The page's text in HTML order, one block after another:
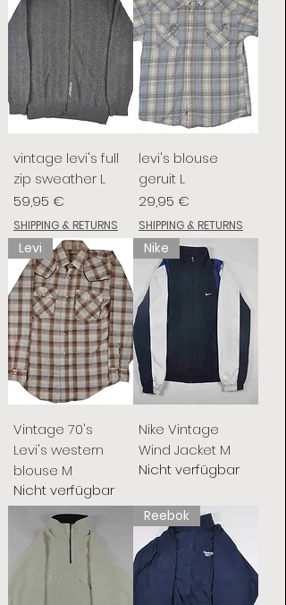
vintage levi's full
zip sweather L
Preis
59,95 €
SHIPPING & RETURNS
levi's blouse
geruit L
Preis
29,95 €
SHIPPING & RETURNS
Levi
Vintage 70's
Levi's western
blouse M
Nicht verfügbar
Nike
Nike Vintage
Wind Jacket M
Nicht verfügbar
Reebok